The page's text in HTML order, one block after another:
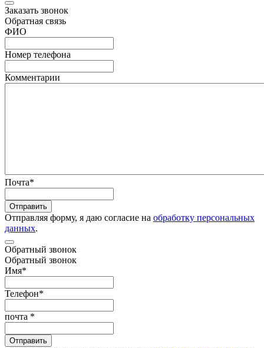
Заказать звонок
Обратная связь
ФИО
Номер телефона
Комментарии
Почта*
Отправить
Отправляя форму, я даю согласие на обработку персональных
данных.
Обратный звонок
Обратный звонок
Имя*
Телефон*
почта *
Отправить